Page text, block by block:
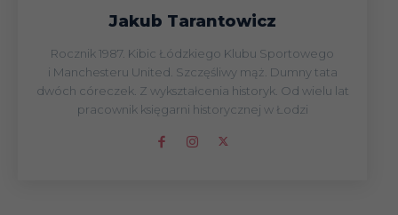
Jakub Tarantowicz
Rocznik 1987. Kibic Łódzkiego Klubu Sportowego
i Manchesteru United. Szczęśliwy mąż. Dumny tata
dwóch córeczek. Z wykształcenia historyk. Od wielu lat
pracownik księgarni historycznej w Łodzi